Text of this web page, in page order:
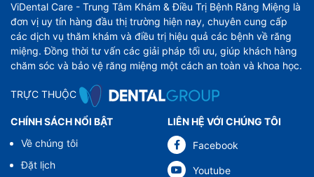
ViDental Care - Trung Tâm Khám & Điều Trị Bệnh Răng Miệng là
đơn vị uy tín hàng đầu thị trường hiện nay, chuyên cung cấp
các dịch vụ thăm khám và điều trị hiệu quả các bệnh về răng
miệng. Đồng thời tư vấn các giải pháp tối ưu, giúp khách hàng
chăm sóc và bảo vệ răng miệng một cách an toàn và khoa học.
TRỰC THUỘC
CHÍNH SÁCH NỔI BẬT
Về chúng tôi
Đặt lịch
LIÊN HỆ VỚI CHÚNG TÔI
Facebook
Youtube